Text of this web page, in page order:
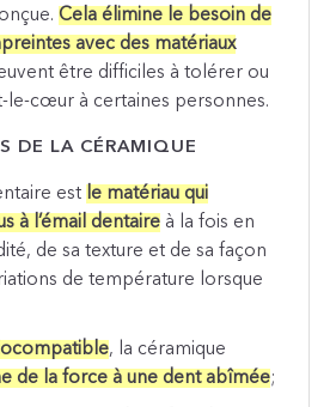
Cela élimine le besoin de
avec des matériaux
être difficiles à tolérer ou
le-cœur à certaines personnes.
DE LA CÉRAMIQUE
est le matériau qui
à l’émail dentaire à la fois en
de sa texture et de sa façon
de température lorsque
, la céramique
de la force à une dent abîmée;